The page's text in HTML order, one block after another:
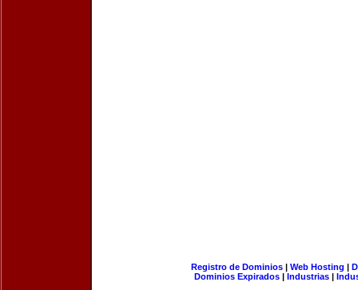
Registro de Dominios| Web Hosting |
Dominios Expirados | Industrias |